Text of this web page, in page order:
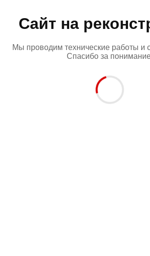
Сайт на
Мы проводим технические работы и
Спасибо за